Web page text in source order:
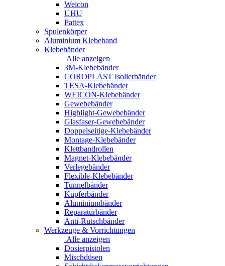
Weicon
UHU
Pattex
Spulenkörper
Aluminium Klebeband
Klebebänder
Alle anzeigen
3M-Klebebänder
COROPLAST Isolierbänder
TESA-Klebebänder
WEICON-Klebebänder
Gewebebänder
Highlight-Gewebebänder
Glasfaser-Gewebebänder
Doppelseitige-Klebebänder
Montage-Klebebänder
Klettbandrollen
Magnet-Klebebänder
Verlegebänder
Flexible-Klebebänder
Tunnelbänder
Kupferbänder
Aluminiumbänder
Reparaturbänder
Anti-Rutschbänder
Werkzeuge & Vorrichtungen
Alle anzeigen
Dosierpistolen
Mischdüsen